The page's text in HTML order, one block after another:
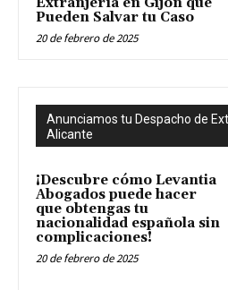
Pueden Salvar tu Caso
20 de febrero de 2025
Anunciamos tu Despacho de
Alicante
¡Descubre cómo Levantia
Abogados puede hacer
que obtengas tu
nacionalidad española sin
complicaciones!
20 de febrero de 2025